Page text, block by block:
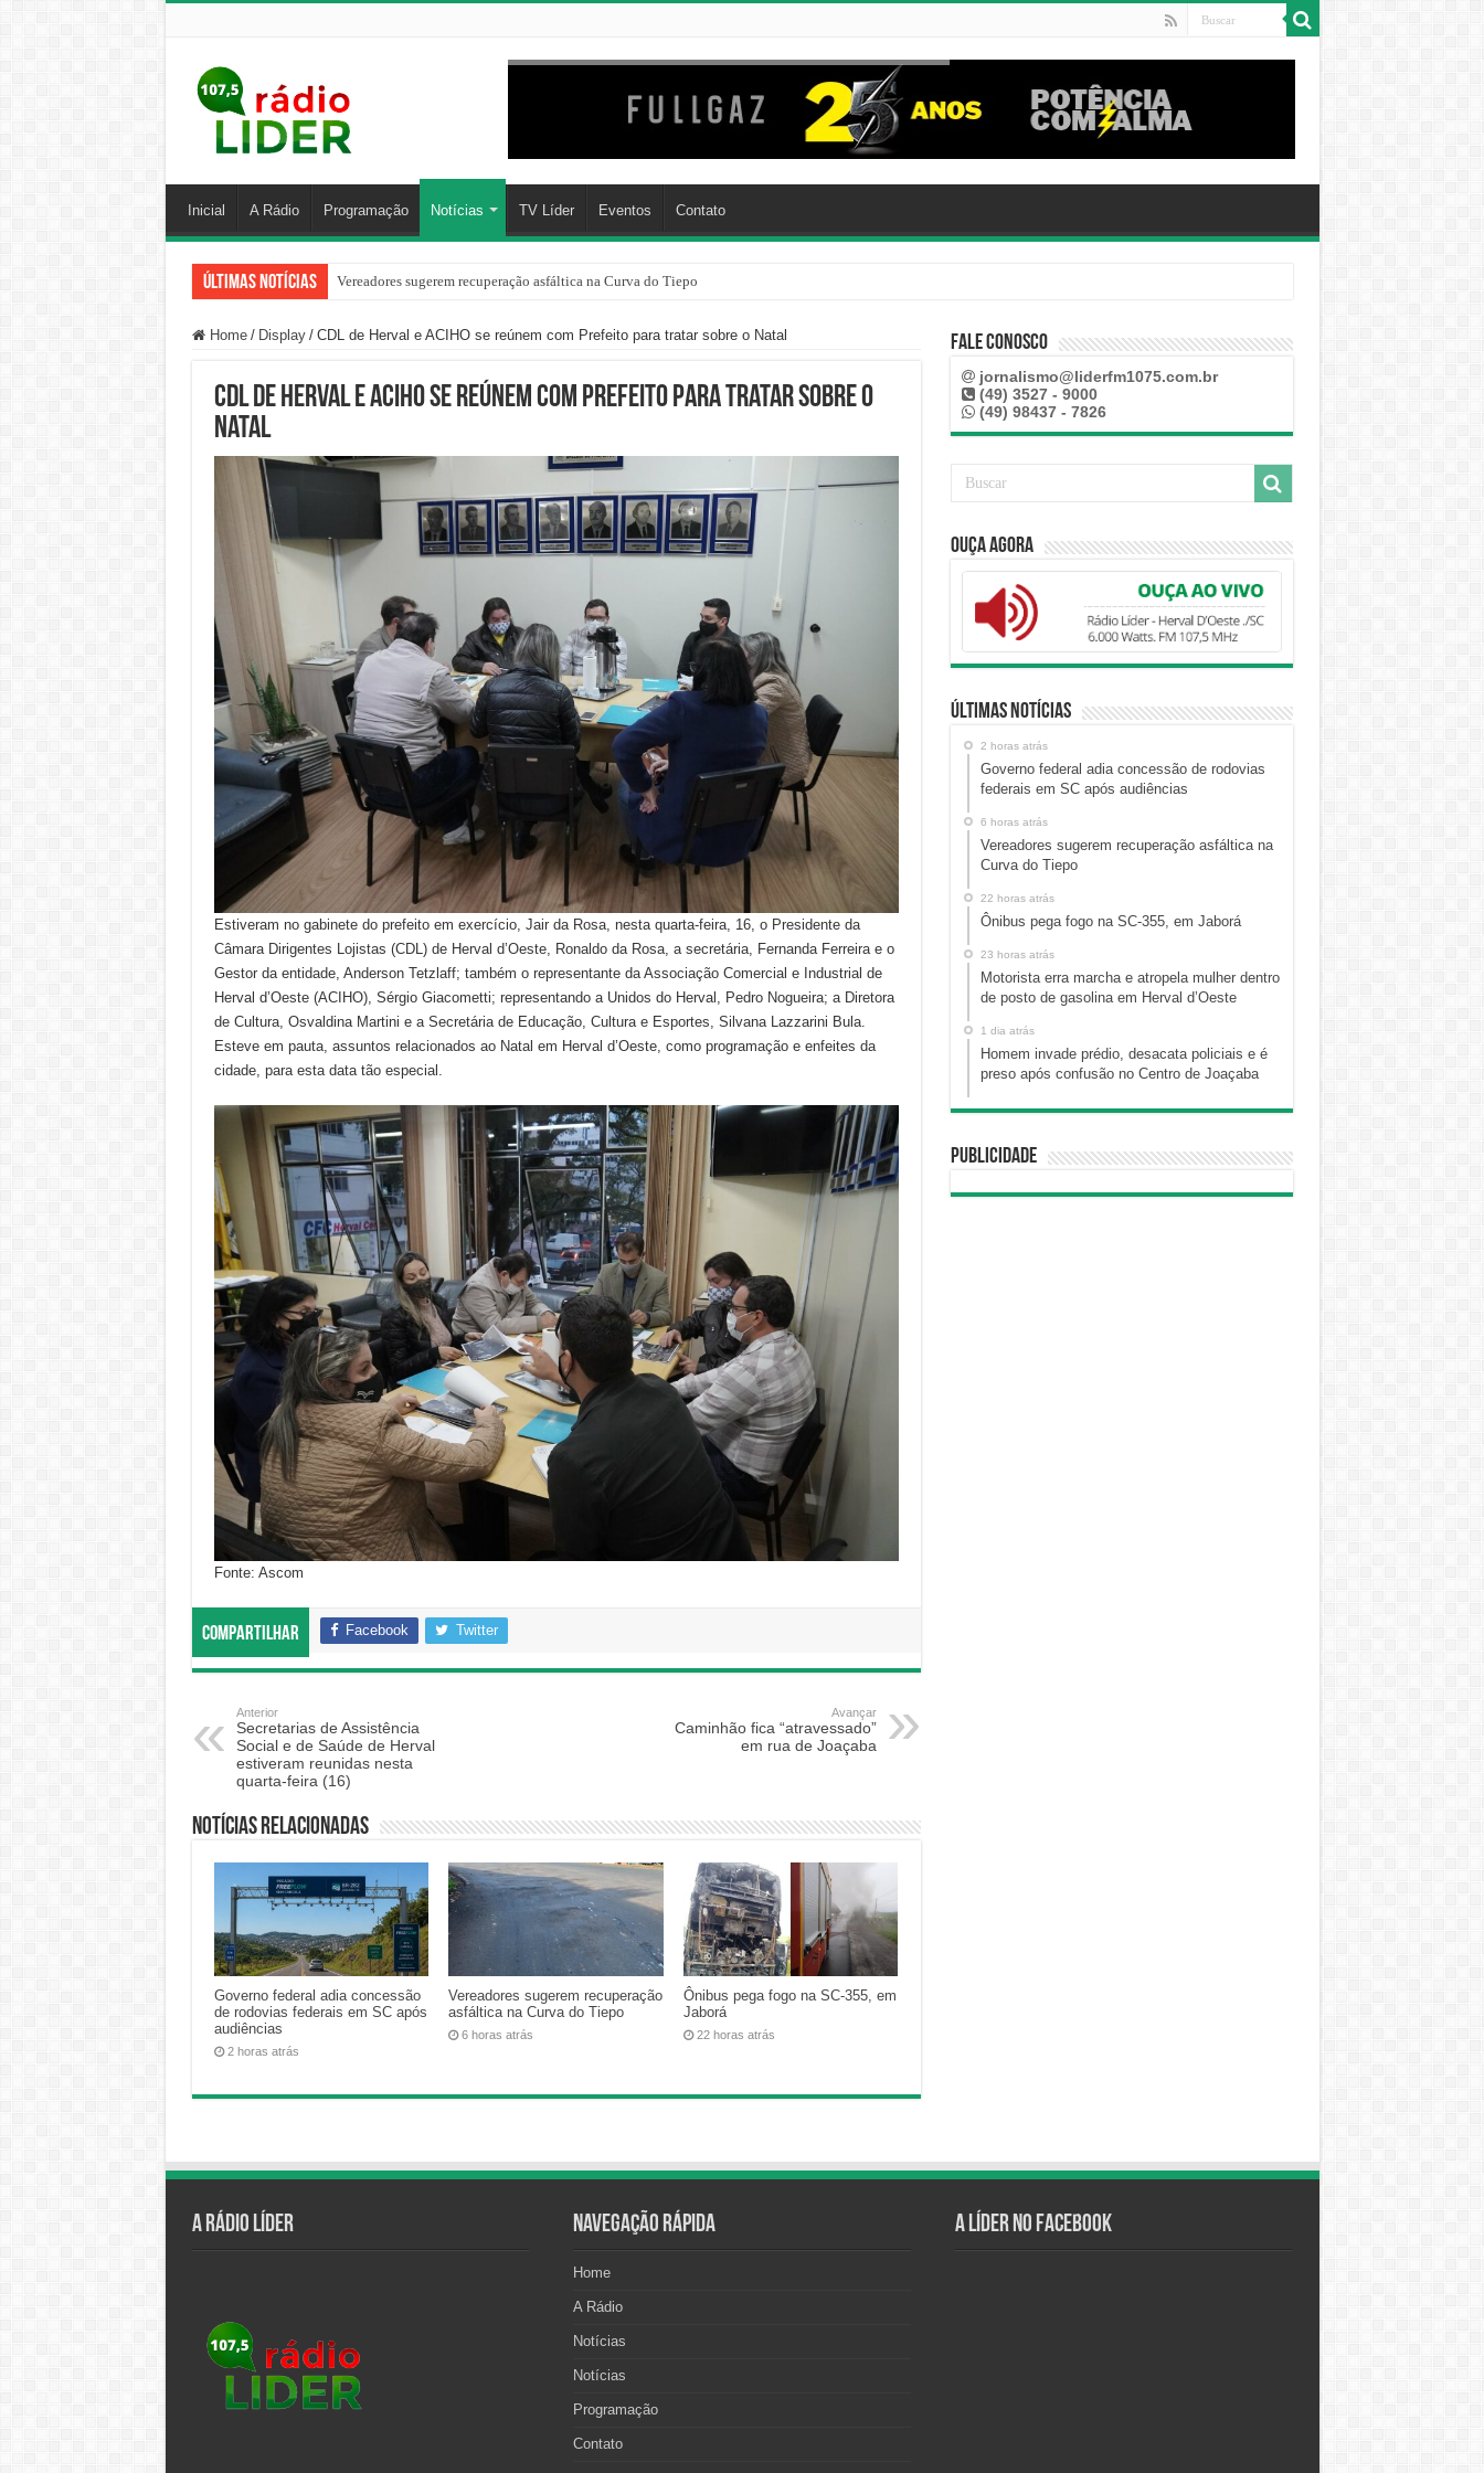
Inicial A Rádio Programação Notícias TV Líder Eventos Contato
Últimas Notícias Vereadores sugerem recuperação asfáltica na Curva do Tiepo
Home / Display / CDL de Herval e ACIHO se reúnem com Prefeito para tratar sobre o Natal
CDL de Herval e ACIHO se reúnem com Prefeito para tratar sobre o
Natal
Estiveram no gabinete do prefeito em exercício, Jair da Rosa, nesta quarta-feira, 16, o Presidente da
Câmara Dirigentes Lojistas (CDL) de Herval d’Oeste, Ronaldo da Rosa, a secretária, Fernanda Ferreira e o
Gestor da entidade, Anderson Tetzlaff; também o representante da Associação Comercial e Industrial de
Herval d’Oeste (ACIHO), Sérgio Giacometti; representando a Unidos do Herval, Pedro Nogueira; a Diretora
de Cultura, Osvaldina Martini e a Secretária de Educação, Cultura e Esportes, Silvana Lazzarini Bula.
Esteve em pauta, assuntos relacionados ao Natal em Herval d’Oeste, como programação e enfeites da
cidade, para esta data tão especial.
Fonte: Ascom
Compartilhar Facebook Twitter
Anterior
Secretarias de Assistência
Social e de Saúde de Herval
estiveram reunidas nesta
quarta-feira (16)
Avançar
Caminhão fica “atravessado”
em rua de Joaçaba
Notícias relacionadas
Governo federal adia concessão
de rodovias federais em SC após
audiências
2 horas atrás
Vereadores sugerem recuperação
asfáltica na Curva do Tiepo
6 horas atrás
Ônibus pega fogo na SC-355, em
Jaborá
22 horas atrás
Fale Conosco
jornalismo@liderfm1075.com.br
(49) 3527 - 9000
(49) 98437 - 7826
Ouça Agora
Últimas Notícias
2 horas atrás
Governo federal adia concessão de rodovias
federais em SC após audiências
6 horas atrás
Vereadores sugerem recuperação asfáltica na
Curva do Tiepo
22 horas atrás
Ônibus pega fogo na SC-355, em Jaborá
23 horas atrás
Motorista erra marcha e atropela mulher dentro
de posto de gasolina em Herval d’Oeste
1 dia atrás
Homem invade prédio, desacata policiais e é
preso após confusão no Centro de Joaçaba
Publicidade
A Rádio Líder Navegação Rápida
Home
A Rádio
Notícias
Notícias
Programação
Contato
A Líder no Facebook